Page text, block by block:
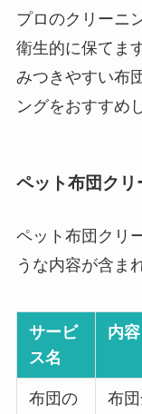
プロのクリーニ
衛生的に保てま
みつきやすい布
ングをおすすめ
ペット布団ク
ペット布団クリ
うな内容が含ま
サービ
ス名
内容
布団の
布